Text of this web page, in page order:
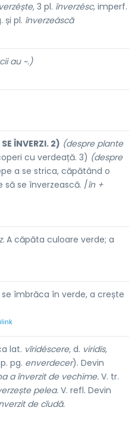
3 pl. înverzésc, imperf.
și pl. înverzeáscă
au ~.)
ÎNVERZI. 2) (despre plante
cu verdeață. 3) (despre
a se strica, căpătând o
să se înverzească. /în +
A căpăta culoare verde; a
îmbrăca în verde, a crește
lat. vĭridéscere, d. viridis,
pg. enverdecer). Devin
a înverzit de vechime. V. tr.
pelea. V. refl. Devin
de cĭudă.